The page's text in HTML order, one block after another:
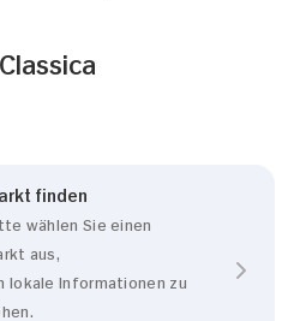
finden
wählen Sie einen
aus,
lokale Informationen zu